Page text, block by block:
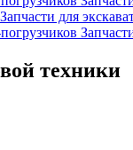
Запчасти для
техники